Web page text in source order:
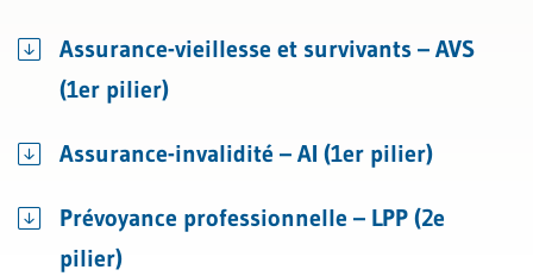
Assurance-vieillesse et survivants – AVS
(1er pilier)
Assurance-invalidité – AI (1er pilier)
Prévoyance professionnelle – LPP (2e
pilier)